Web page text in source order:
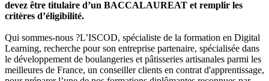
devez être titulaire d’un BACCALAUREAT et remplir les
critères d’éligibilité.
Qui sommes-nous ?L’ISCOD, spécialiste de la formation en Digital
Learning, recherche pour son entreprise partenaire, spécialisée dans
le développement de boulangeries et pâtisseries artisanales parmi les
meilleures de France, un conseiller clients en contrat d'apprentissage,